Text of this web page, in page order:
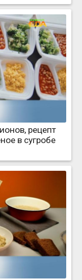
рецепт
в сугробе